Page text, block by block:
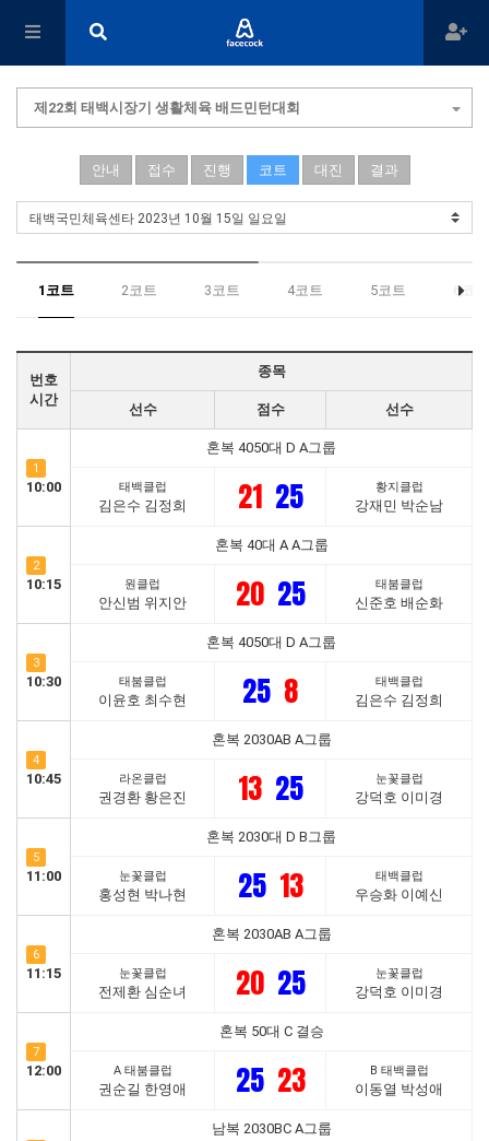
제22회 태백시장기 생활체육 배드민턴대회
안내 접수 진행 코트 대진 결과
1코트 2코트 3코트 4코트 5코트 6코트
번호
시간
종목
선수 점수 선수
1
10:00
혼복 4050대 D A그룹
태백클럽
김은수 김정희 21 25 황지클럽
강재민 박순남
2
10:15
혼복 40대 A A그룹
원클럽
안신범 위지안 20 25 태붐클럽
신준호 배순화
3
10:30
혼복 4050대 D A그룹
태붐클럽
이윤호 최수현 25 8 태백클럽
김은수 김정희
4
10:45
혼복 2030AB A그룹
라온클럽
권경환 황은진 13 25 눈꽃클럽
강덕호 이미경
5
11:00
혼복 2030대 D B그룹
눈꽃클럽
홍성현 박나현 25 13 태백클럽
우승화 이예신
6
11:15
혼복 2030AB A그룹
눈꽃클럽
전제환 심순녀 20 25 눈꽃클럽
강덕호 이미경
7
12:00
혼복 50대 C 결승
A 태붐클럽
권순길 한영애 25 23 B 태백클럽
이동열 박성애
남복 2030BC A그룹